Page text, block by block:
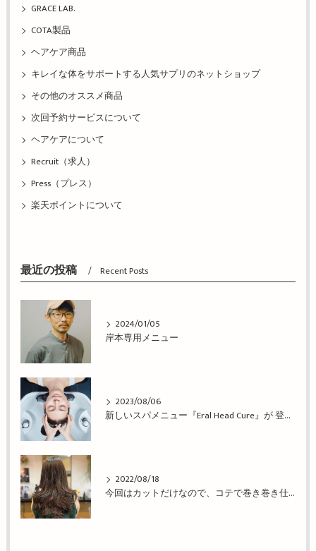
GRACE LAB.
COTA製品
ヘアケア商品
キレイな体をサポートする人気サプリのネットショップ
その他のオススメ商品
次回予約サービスについて
ヘアケアについて
Recruit（求人）
Press（プレス）
楽天ポイントについて
最近の投稿 Recent Posts
2024/01/05
岸本専用メニュー
2023/08/06
新しいスパメニュー『Eral Head Cure』が 登場！姫路市の美容院BEREA(ベレア)はお客様のキレイを叶える美容室／ヘアサロン
2022/08/18
今回はカットだけなので、コテで巻き巻き仕上げ！姫路市の美容院BEREA(ベレア)はお客様のキレイを叶える美容室／ヘアサロン